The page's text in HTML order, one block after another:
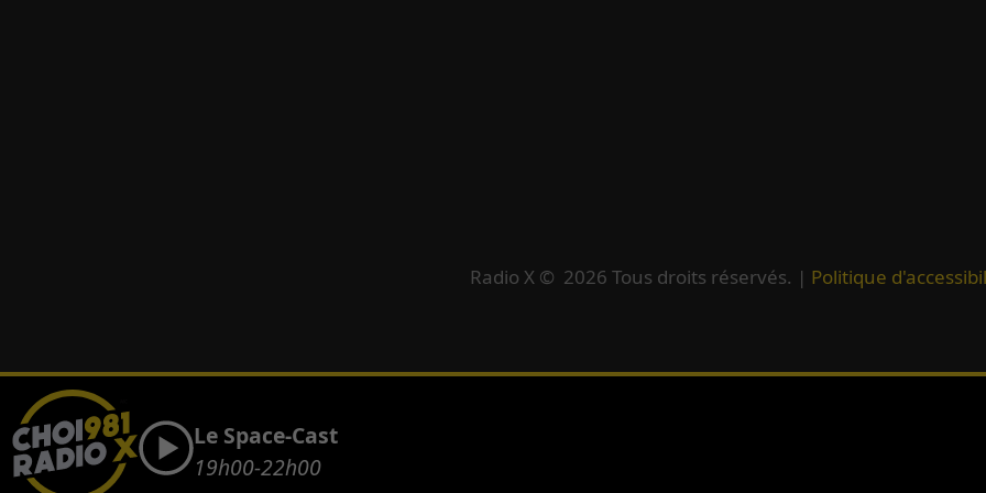
Radio X © 2026 Tous droits réservés. | Politique
Le Space-Cast
19h00-22h00